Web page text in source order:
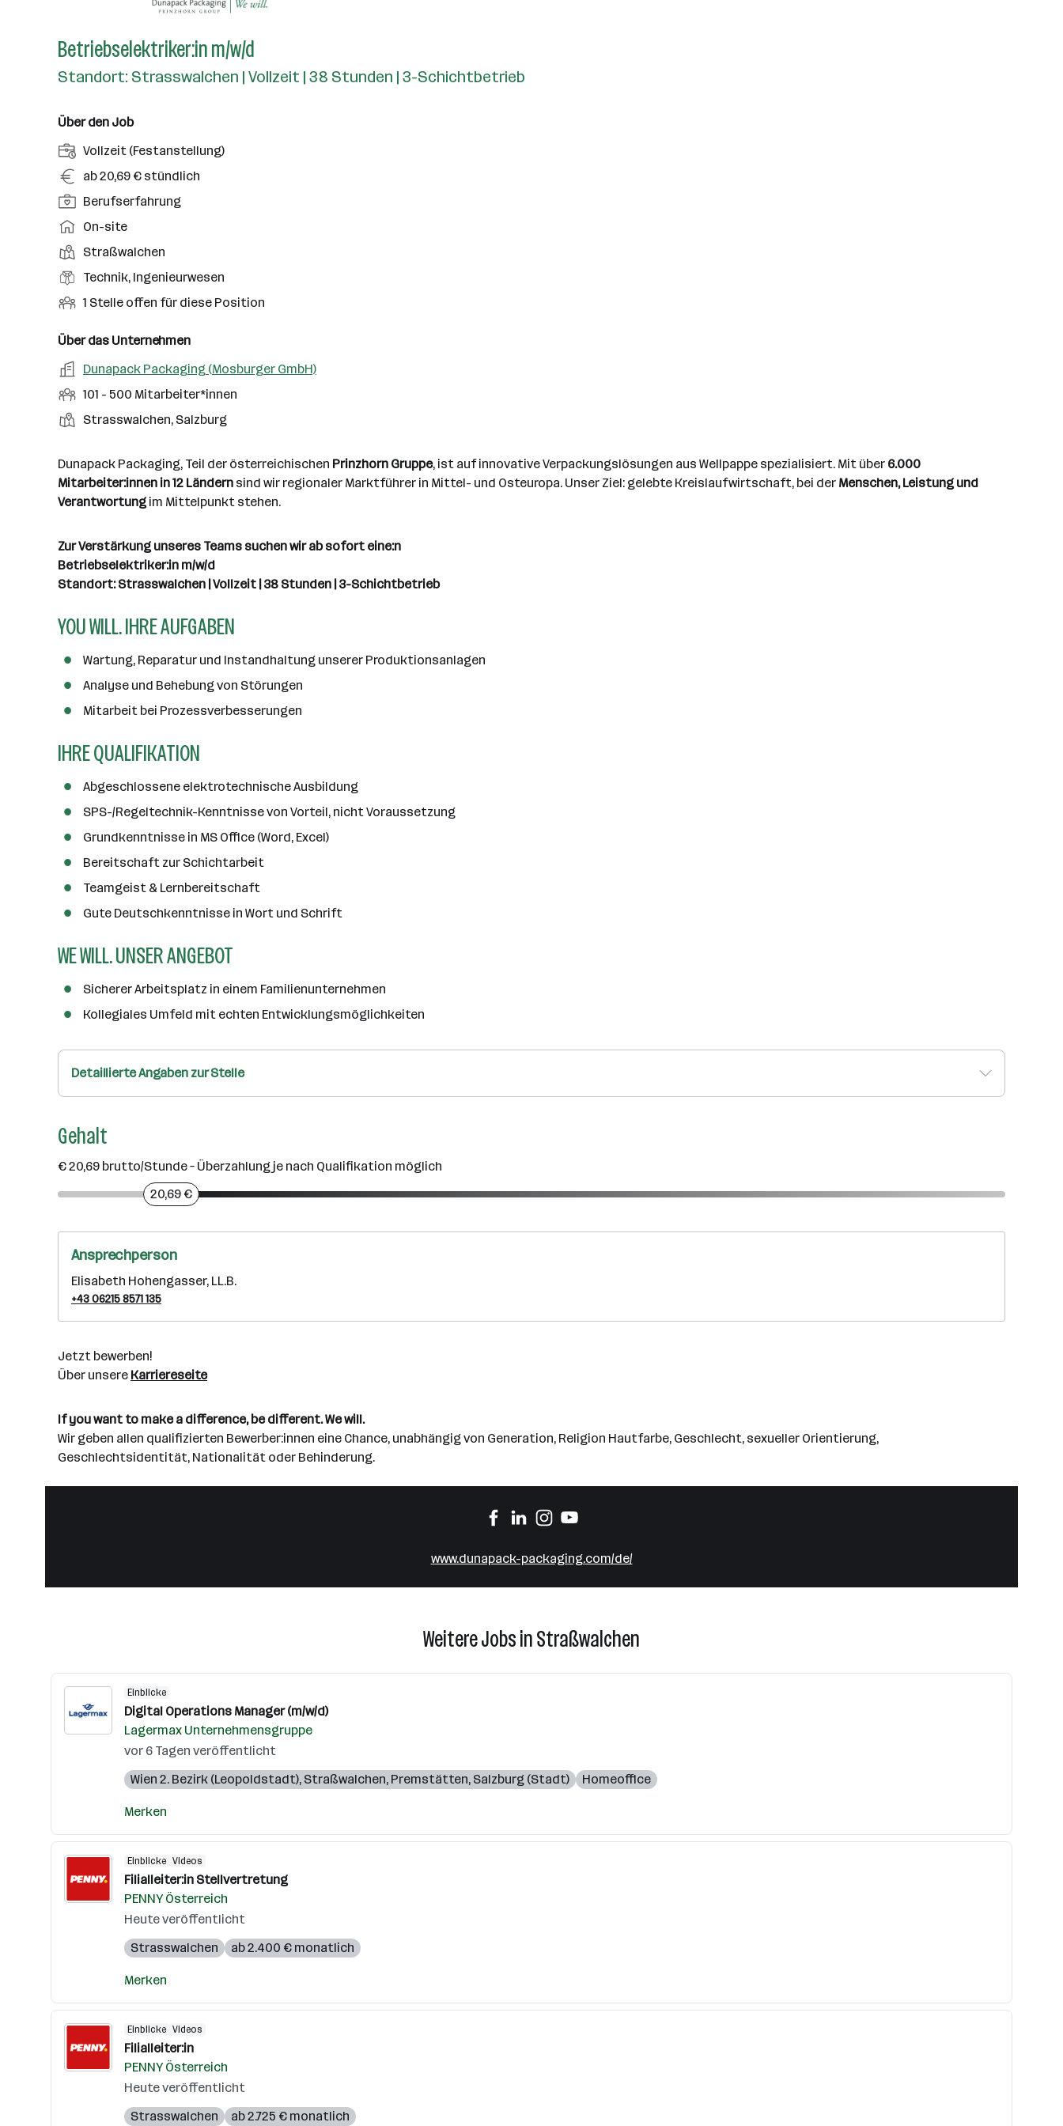
Betriebselektriker:in m/w/d
Standort: Strasswalchen | Vollzeit | 38 Stunden | 3-Schichtbetrieb
Über den Job
A
n
t
e
l
u
n
s
r
t
Vollzeit (Festanstellung)
G
e
h
a
l
t
ab 20,69 € stündlich
P
o
i
t
i
n
e
b
n
Berufserfahrung
A
r
b
e
i
s
m
o
d
e
On-site
D
i
n
t
o
t
Straßwalchen
B
e
u
s
f
l
e
r
Technik, Ingenieurwesen
O
f
n
e
S
l
l
e
1 Stelle offen für diese Position
Über das Unternehmen
A
r
e
t
g
e
e
r
Dunapack Packaging (Mosburger GmbH)
M
i
t
r
b
e
t
e
r
i
n
a
h
101 - 500 Mitarbeiter*innen
S
a
n
d
t
e
Strasswalchen, Salzburg
Dunapack Packaging, Teil der österreichischen Prinzhorn Gruppe, ist auf innovative Verpackungslösungen aus Wellpappe spezialisiert. Mit über 6.000
Mitarbeiter:innen in 12 Ländern sind wir regionaler Marktführer in Mittel- und Osteuropa. Unser Ziel: gelebte Kreislaufwirtschaft, bei der Menschen, Leistung und
Verantwortung im Mittelpunkt stehen.
Zur Verstärkung unseres Teams suchen wir ab sofort eine:n
Betriebselektriker:in m/w/d
Standort: Strasswalchen | Vollzeit | 38 Stunden | 3-Schichtbetrieb
YOU WILL. IHRE AUFGABEN
Wartung, Reparatur und Instandhaltung unserer Produktionsanlagen
Analyse und Behebung von Störungen
Mitarbeit bei Prozessverbesserungen
IHRE QUALIFIKATION
Abgeschlossene elektrotechnische Ausbildung
SPS-/Regeltechnik-Kenntnisse von Vorteil, nicht Voraussetzung
Grundkenntnisse in MS Office (Word, Excel)
Bereitschaft zur Schichtarbeit
Teamgeist & Lernbereitschaft
Gute Deutschkenntnisse in Wort und Schrift
WE WILL. UNSER ANGEBOT
Sicherer Arbeitsplatz in einem Familienunternehmen
Kollegiales Umfeld mit echten Entwicklungsmöglichkeiten
Detaillierte Angaben zur Stelle
Gehalt
€ 20,69 brutto/Stunde – Überzahlung je nach Qualifikation möglich
20,69 €
Ansprechperson
Elisabeth Hohengasser, LL.B.
+43 06215 8571 135
Jetzt bewerben!
Über unsere Karriereseite
If you want to make a difference, be different. We will.
Wir geben allen qualifizierten Bewerber:innen eine Chance, unabhängig von Generation, Religion Hautfarbe, Geschlecht, sexueller Orientierung,
Geschlechtsidentität, Nationalität oder Behinderung.
www.dunapack-packaging.com/de/
Weitere Jobs in Straßwalchen
Einblicke
Digital Operations Manager (m/w/d)
Lagermax Unternehmensgruppe
vor 6 Tagen veröffentlicht
Wien 2. Bezirk (Leopoldstadt), Straßwalchen, Premstätten, Salzburg (Stadt) Homeoffice
Merken
Einblicke Videos
Filialleiter:in Stellvertretung
PENNY Österreich
Heute veröffentlicht
Strasswalchen
ab 2.400 € monatlich
Merken
Einblicke Videos
Filialleiter:in
PENNY Österreich
Heute veröffentlicht
Strasswalchen
ab 2.725 € monatlich